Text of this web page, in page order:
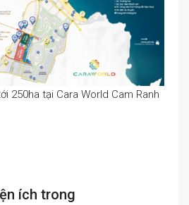
250ha tại Cara World Cam Ranh
ích trong